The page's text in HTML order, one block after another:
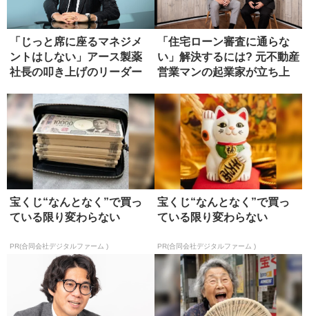
「じっと席に座るマネジメ
ントはしない」アース製薬
社長の叩き上げのリーダー
「住宅ローン審査に通らな
い」解決するには? 元不動産
営業マンの起業家が立ち上
宝くじ“なんとなく”で買っ
ている限り変わらない
PR(合同会社デジタルファーム )
宝くじ“なんとなく”で買っ
ている限り変わらない
PR(合同会社デジタルファーム )